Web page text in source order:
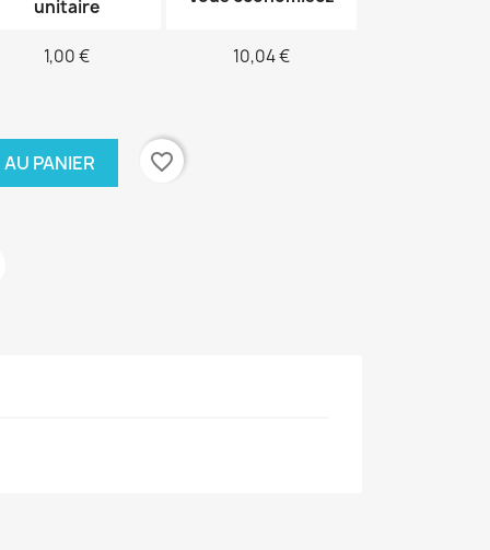
unitaire
1,00 € 10,04 €
PANIER favorite_border